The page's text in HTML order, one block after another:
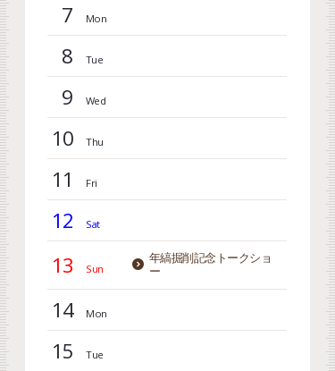
7
8
9
10
11
12
13
年縞掘削記念トークショ
ー
14
15